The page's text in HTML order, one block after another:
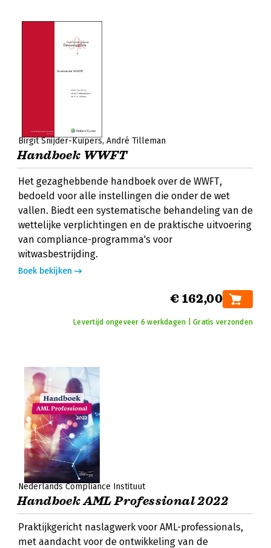
Birgit Snijder-Kuipers André Tilleman
Handboek WWFT
Het gezaghebbende handboek over de WWFT,
bedoeld voor alle instellingen die onder de wet
vallen. Biedt een systematische behandeling van de
wettelijke verplichtingen en de praktische uitvoering
van compliance-programma's voor
witwasbestrijding.
Boek bekijken
€ 162,00
Levertijd ongeveer 6 werkdagen | Gratis verzonden
Nederlands Compliance Instituut
Handboek AML Professional 2022
Praktijkgericht naslagwerk voor AML-professionals,
met aandacht voor de ontwikkeling van de